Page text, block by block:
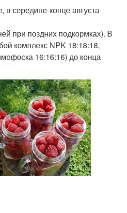
середине-конце августа
при поздних подкормках). В
комплекс NPK 18:18:18,
16:16:16) до конца